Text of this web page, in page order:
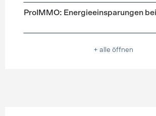
ProIMMO: Energieeinsparungen
+ alle öffnen